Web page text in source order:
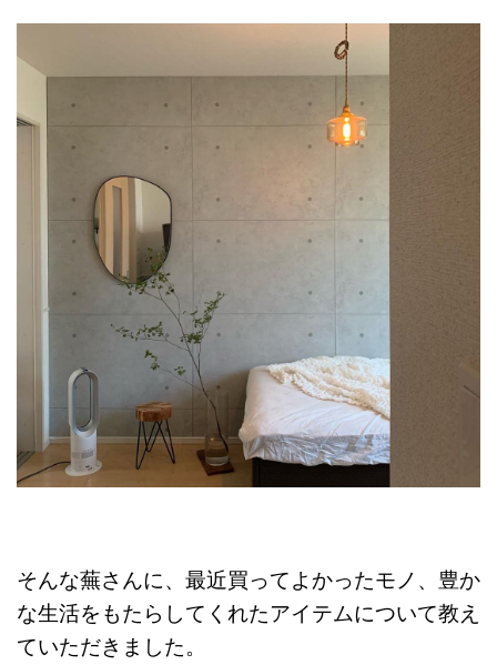
そんな蕪さんに、最近買ってよかったモノ、豊か
な生活をもたらしてくれたアイテムについて教え
ていただきました。